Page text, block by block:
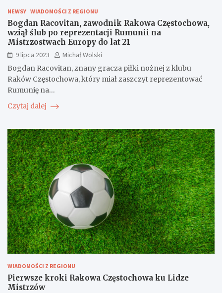
NEWSY WIADOMOŚCI Z REGIONU
Bogdan Racovitan, zawodnik Rakowa Częstochowa,
wziął ślub po reprezentacji Rumunii na
Mistrzostwach Europy do lat 21
9 lipca 2023
Michał Wolski
Bogdan Racovitan, znany gracza piłki nożnej z klubu
Raków Częstochowa, który miał zaszczyt reprezentować
Rumunię na…
Czytaj dalej
WIADOMOŚCI Z REGIONU
Pierwsze kroki Rakowa Częstochowa ku Lidze
Mistrzów